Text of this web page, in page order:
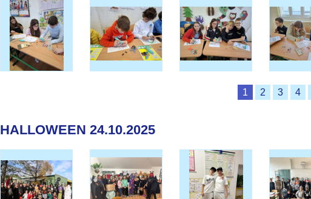
1 2 3 4
HALLOWEEN 24.10.2025